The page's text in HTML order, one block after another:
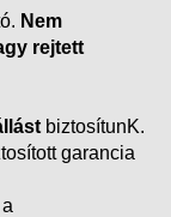
Nem
rejtett
biztosítunK.
garancia
a